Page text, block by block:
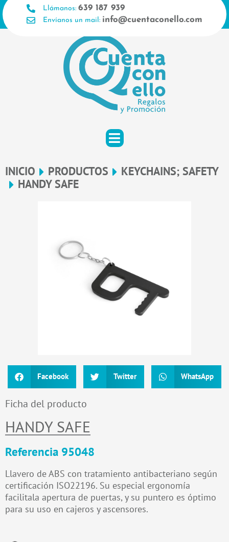
Ir
al
contenido
Llámanos: 639 187 939
Envíanos un mail: info@cuentaconello.com
INICIO PRODUCTOS
KEYCHAINS; SAFETY
HANDY SAFE
Facebook Twitter WhatsApp
Ficha del producto
HANDY SAFE
Referencia 95048
Llavero de ABS con tratamiento antibacteriano según
certificación ISO22196. Su especial ergonomía
facilitala apertura de puertas, y su puntero es óptimo
para su uso en cajeros y ascensores.